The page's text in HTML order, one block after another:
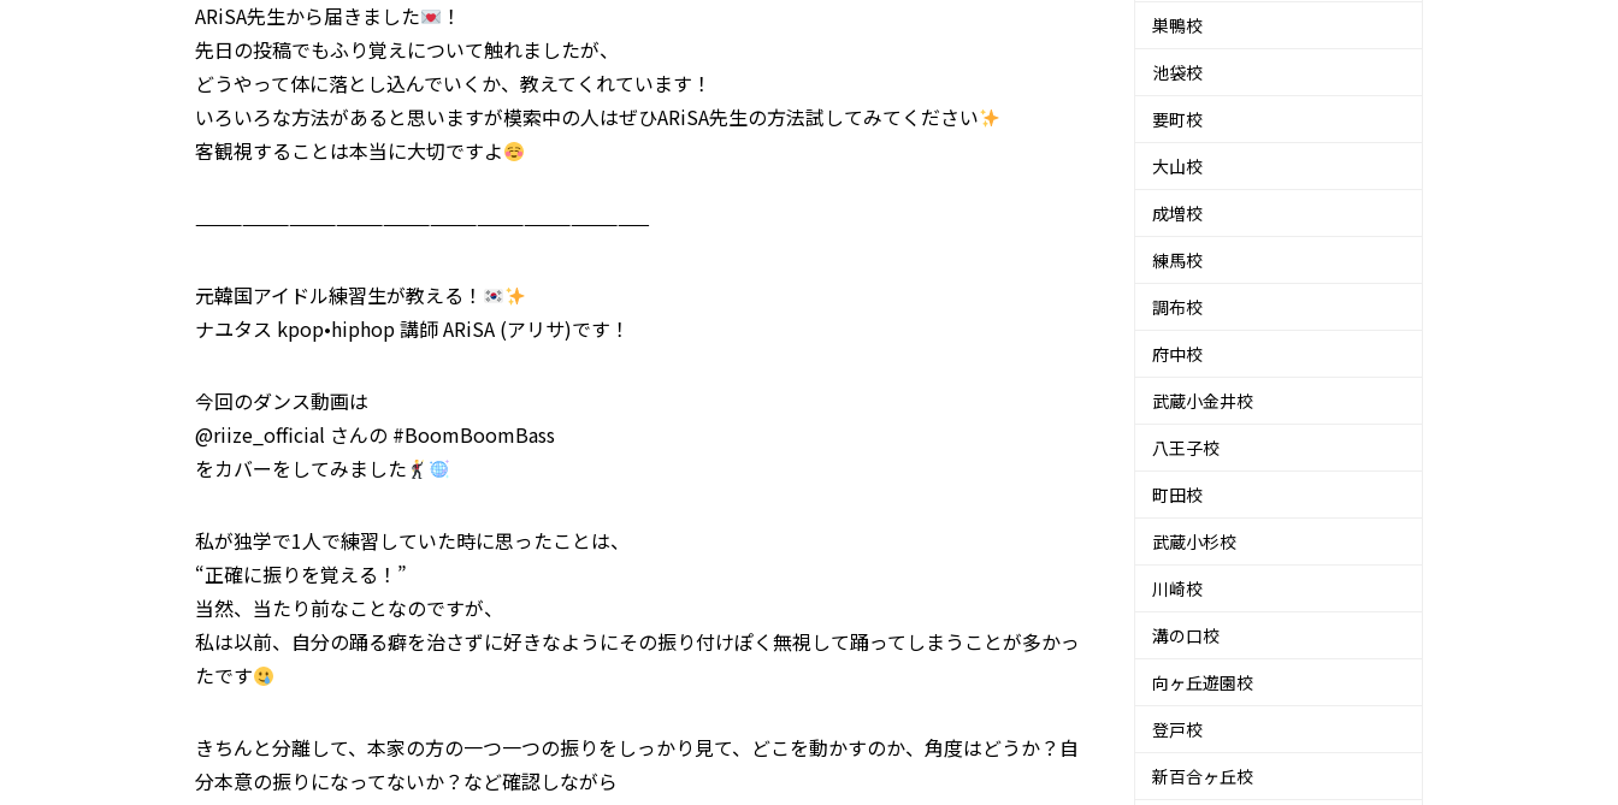
ARiSA先生から届きました
！
先日の投稿でもふり覚えについて触れましたが、
どうやって体に落とし込んでいくか、教えてくれています！
いろいろな方法があると思いますが模索中の人はぜひARiSA先生の方法試してみてください
客観視することは本当に大切ですよ
—————————————————————————————
元韓国アイドル練習生が教える！
ナユタス kpop•hiphop 講師 ARiSA (アリサ)です！
今回のダンス動画は
@riize_official さんの #BoomBoomBass
をカバーをしてみました
私が独学で1人で練習していた時に思ったことは、
“正確に振りを覚える！”
当然、当たり前なことなのですが、
私は以前、自分の踊る癖を治さずに好きなようにその振り付けぽく無視して踊ってしまうことが多かっ
たです
きちんと分離して、本家の方の一つ一つの振りをしっかり見て、どこを動かすのか、角度はどうか？自
分本意の振りになってないか？など確認しながら
巣鴨校
池袋校
要町校
大山校
成増校
練馬校
調布校
府中校
武蔵小金井校
八王子校
町田校
武蔵小杉校
川崎校
溝の口校
向ヶ丘遊園校
登戸校
新百合ヶ丘校